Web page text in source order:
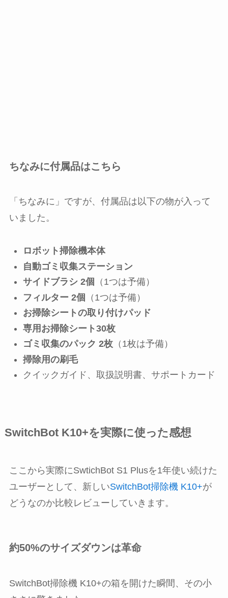
ちなみに付属品はこちら
「ちなみに」ですが、付属品は以下の物が入って
いました。
ロボット掃除機本体
自動ゴミ収集ステーション
サイドブラシ 2個
（1つは予備）
フィルター 2個
（1つは予備）
お掃除シートの取り付けパッド
専用お掃除シート30枚
ゴミ収集のパック 2枚（1枚は予備）
掃除用の刷毛
クイックガイド、取扱説明書、サポートカード
SwitchBot K10+を実際に使った感想
ここから実際にSwtichBot S1 Plusを1年使い続けた
ユーザーとして、新しいSwitchBot掃除機 K10+が
どうなのか比較レビューしていきます。
約50%のサイズダウンは革命
SwitchBot掃除機 K10+の箱を開けた瞬間、その小